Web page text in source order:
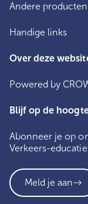
Andere producten
Handige links
Over deze
Powered by
Blijf op de
Abonneer je op
Verkeers-
Meld je aan